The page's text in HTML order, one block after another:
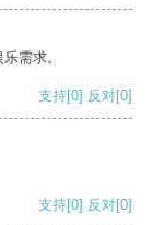
需求。
支持[0] 反对[0]
支持[0] 反对[0]